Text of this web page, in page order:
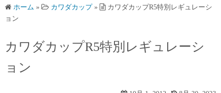
ス
キ
プ
ホーム » カワダカップ»
カワダカップR5特別レギュレーシ
ョン
カワダカップR5特別レギュレーシ
ョン